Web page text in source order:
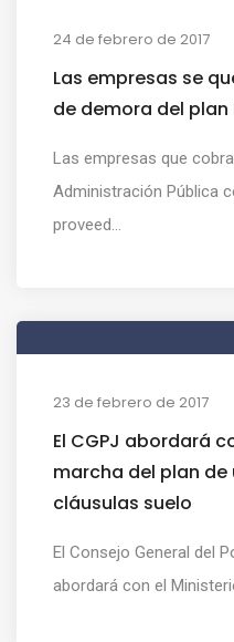
24 de febrero de 2017
Las empresas se
de demora del
Las empresas que
Administración Pública
proveed...
23 de febrero de 2017
El CGPJ abordará
marcha del plan
cláusulas suelo
El Consejo General del
abordará con el